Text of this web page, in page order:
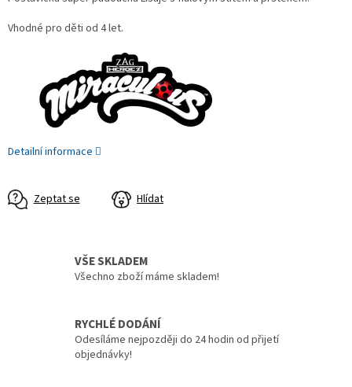
Vhodné pro děti od 4 let.
Detailní informace
Zeptat se Hlídat
VŠE SKLADEM
Všechno zboží máme skladem!
RYCHLÉ DODÁNÍ
Odesíláme nejpozději do 24 hodin od přijetí
objednávky!